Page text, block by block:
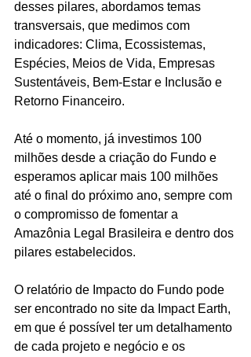
desses pilares, abordamos temas
transversais, que medimos com
indicadores: Clima, Ecossistemas,
Espécies, Meios de Vida, Empresas
Sustentáveis, Bem-Estar e Inclusão e
Retorno Financeiro.
Até o momento, já investimos 100
milhões desde a criação do Fundo e
esperamos aplicar mais 100 milhões
até o final do próximo ano, sempre com
o compromisso de fomentar a
Amazônia Legal Brasileira e dentro dos
pilares estabelecidos.
O relatório de Impacto do Fundo pode
ser encontrado no site da Impact Earth,
em que é possível ter um detalhamento
de cada projeto e negócio e os